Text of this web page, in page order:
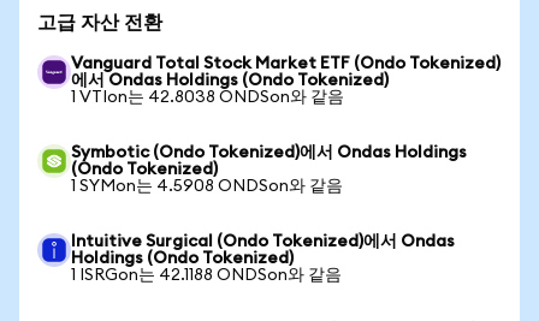
고급 자산 전환
Vanguard Total Stock Market ETF (Ondo Tokenized)
에서 Ondas Holdings (Ondo Tokenized)
1 VTIon는 42.8038 ONDSon와 같음
Symbotic (Ondo Tokenized)에서 Ondas Holdings
(Ondo Tokenized)
1 SYMon는 4.5908 ONDSon와 같음
Intuitive Surgical (Ondo Tokenized)에서 Ondas
Holdings (Ondo Tokenized)
1 ISRGon는 42.1188 ONDSon와 같음